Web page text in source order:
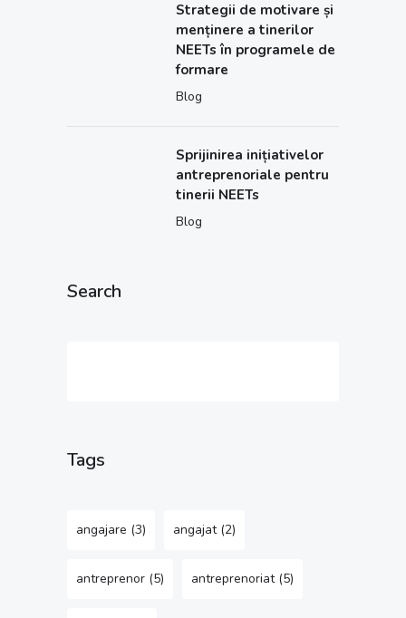
Strategii de motivare și
menținere a tinerilor
NEETs în programele de
formare
Blog
Sprijinirea inițiativelor
antreprenoriale pentru
tinerii NEETs
Blog
Search
Tags
angajare (3) angajat(2)
antreprenor (5) antreprenoriat(5)